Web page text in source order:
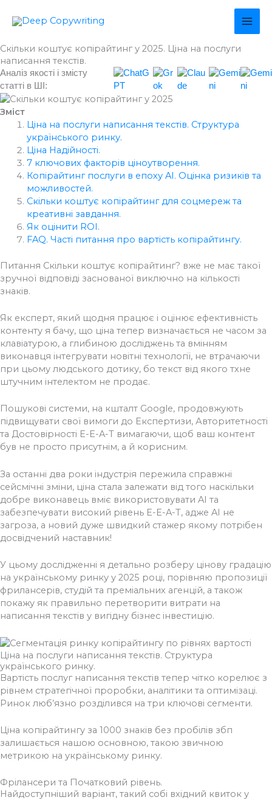
Скільки коштує копірайтинг у 2025. Ціна на послуги
написання текстів.
Аналіз якості і змісту
статті в ШІ:
Зміст
Ціна на послуги написання текстів. Структура
українського ринку.
Ціна Надійності.
7 ключових факторів ціноутворення.
Копірайтинг послуги в епоху AI. Оцінка ризиків та
можливостей.
Скільки коштує копірайтинг для соцмереж та
креативні завдання.
Як оцінити ROI.
FAQ. Часті питання про вартість копірайтингу.
Питання Скільки коштує копірайтинг? вже не має такої
зручної відповіді заснованої виключно на кількості
знаків.
Як експерт, який щодня працює і оцінює ефективність
контенту я бачу, що ціна тепер визначається не часом за
клавіатурою, а глибиною досліджень та вмінням
виконавця інтегрувати новітні технології, не втрачаючи
при цьому людського дотику, бо текст від якого тхне
штучним інтелектом не продає.
Пошукові системи, на кшталт Google, продовжують
підвищувати свої вимоги до Експертизи, Авторитетності
та Достовірності E-E-A-T вимагаючи, щоб ваш контент
був не просто присутнім, а й корисним.
За останні два роки індустрія пережила справжні
сейсмічні зміни, ціна стала залежати від того наскільки
добре виконавець вміє використовувати AI та
забезпечувати високий рівень E-E-A-T, адже AI не
загроза, а новий дуже швидкий стажер якому потрібен
досвідчений наставник!
У цьому дослідженні я детально розберу цінову градацію
на українському ринку у 2025 році, порівняю пропозиції
фрилансерів, студій та преміальних агенцій, а також
покажу як правильно перетворити витрати на
написання текстів у вигідну бізнес інвестицію.
Ціна на послуги написання текстів. Структура
українського ринку.
Вартість послуг написання текстів тепер чітко корелює з
рівнем стратегічної проробки, аналітики та оптимізаці.
Ринок люб’язно розділився на три ключові сегменти.
Ціна копірайтингу за 1000 знаків без пробілів збп
залишається нашою основною, такою звичною
метрикою на українському ринку.
Фрілансери та Початковий рівень.
Найдоступніший варіант, такий собі вхідний квиток у